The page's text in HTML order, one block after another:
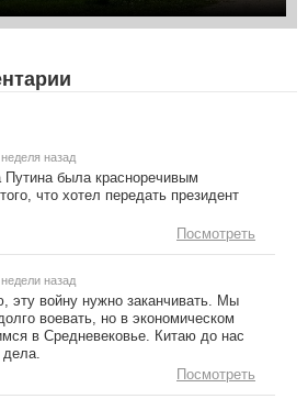
неделя назад
Путина была красноречивым
что хотел передать президент
Посмотреть
назад
эту войну нужно заканчивать. Мы
воевать, но в экономическом
в Средневековье. Китаю до нас
дела.
Посмотреть